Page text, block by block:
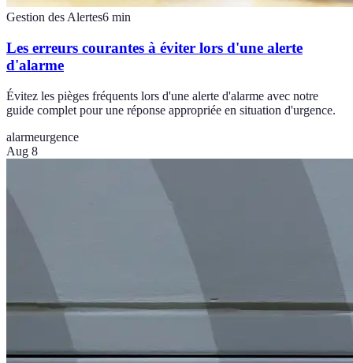
Gestion des Alertes6 min
Les erreurs courantes à éviter lors d'une alerte
d'alarme
Évitez les pièges fréquents lors d'une alerte d'alarme avec notre
guide complet pour une réponse appropriée en situation d'urgence.
alarmeurgence
Aug 8